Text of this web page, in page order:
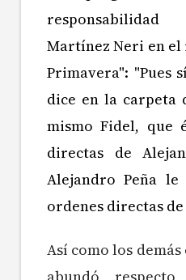
Martínez Neri en
Primavera": "Pues
dice en la carpeta
mismo Fidel, que
directas de
Alejandro Peña
ordenes directas de
Así como los